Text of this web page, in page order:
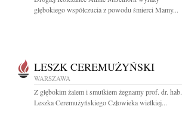
głębokiego współczucia z powodu śmierci Mamy...
LESZK CEREMUŻYŃSKI
WARSZAWA
Z głębokim żalem i smutkiem żegnamy prof. dr. hab.
Leszka Ceremużyńskiego Człowieka wielkiej...